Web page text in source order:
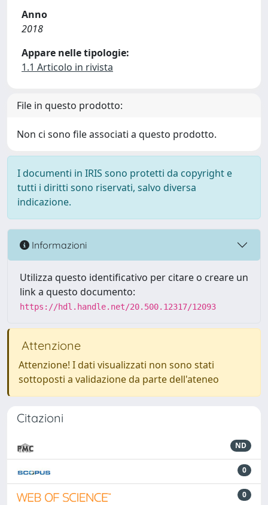
Anno
2018
Appare nelle tipologie:
1.1 Articolo in rivista
File in questo prodotto:
Non ci sono file associati a questo prodotto.
I documenti in IRIS sono protetti da copyright e
tutti i diritti sono riservati, salvo diversa
indicazione.
Informazioni
Utilizza questo identificativo per citare o creare un
link a questo documento:
https://hdl.handle.net/20.500.12317/12093
Attenzione
Attenzione! I dati visualizzati non sono stati
sottoposti a validazione da parte dell'ateneo
Citazioni
ND
0
0